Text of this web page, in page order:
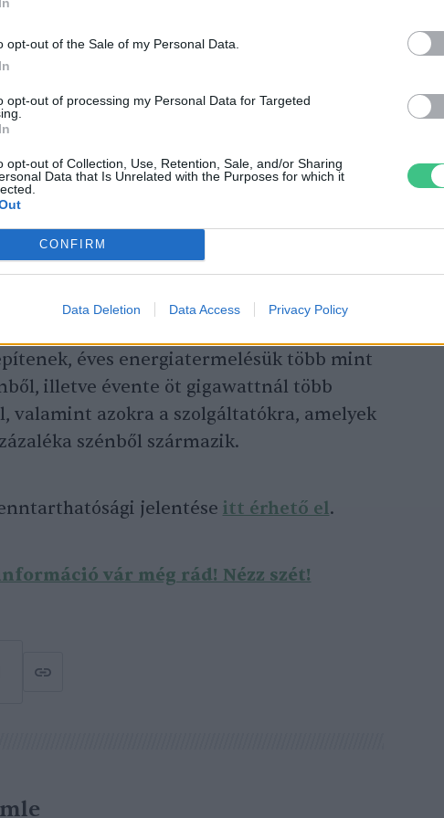
opt-out of the Sale of my Personal Data.
opt-out of processing my Personal Data for Targeted
opt-out of Collection, Use, Retention, Sale, and/or Sharing
Data that Is Unrelated with the Purposes for which it
CONFIRM
Data Deletion Data Access Privacy Policy
utat.
vezérigazgató-helyettese.
üzleti modellekkel kapcsolatos
Ennek egyik eleme, hogy 2023-
felelősségbiztosítást és nem kaphatnak
amelyek új
mint 25 százalékát szénbányászatból
mint 10 millió tonna szenet termelnek ki.
energetikai vállalatokra, amelyek új
éves energiatermelésük több mint
illetve évente öt gigawattnál több
valamint azokra a szolgáltatókra, amelyek
szénből származik.
jelentése itt érhető el.
vár még rád! Nézz szét!